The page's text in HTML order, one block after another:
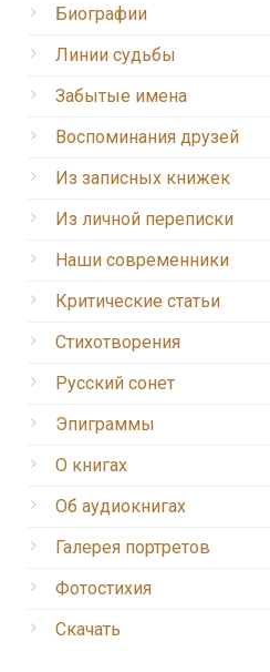
Биографии
Линии судьбы
Забытые имена
Воспоминания друзей
Из записных книжек
Из личной переписки
Наши современники
Критические статьи
Стихотворения
Русский сонет
Эпиграммы
О книгах
Об аудиокнигах
Галерея портретов
Фотостихия
Скачать